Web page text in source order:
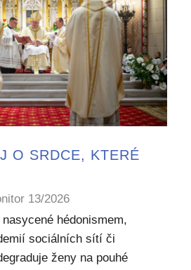
O SRDCE, KTERÉ
13/2026
hédonismem,
sociálních sítí či
ženy na pouhé